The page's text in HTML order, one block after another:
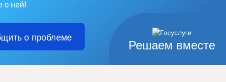
Решаем вместе
о ней!
о проблеме